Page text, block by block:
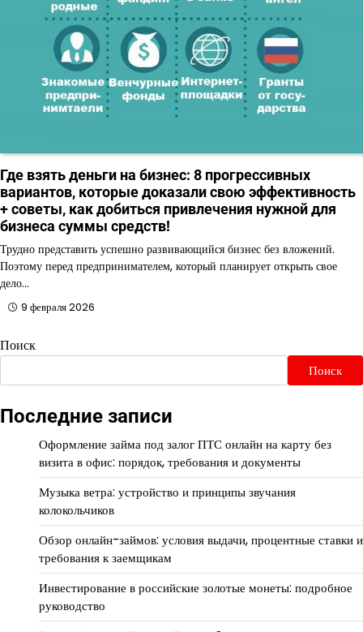
Где взять деньги на бизнес: 8 прогрессивных
вариантов, которые доказали свою эффективность
+ советы, как добиться привлечения нужной для
бизнеса суммы средств!
Трудно представить успешно развивающийся бизнес без вложений.
Поэтому перед предпринимателем, который планирует открыть свое
дело…
9 февраля 2026
Поиск
Поиск
Последние записи
Оформление займа под залог ПТС онлайн на карту без
визита в офис: порядок, требования и документы
Музыка ветра: устройство и принципы звучания
колокольчиков
Обзор онлайн-займов: условия выдачи, процентные ставки и
требования к заемщикам
Инвестирование в российские золотые монеты: подробное
руководство